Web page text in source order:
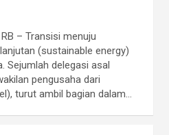
– Transisi menuju
(sustainable energy)
Sejumlah delegasi asal
pengusaha dari
turut ambil bagian dalam…